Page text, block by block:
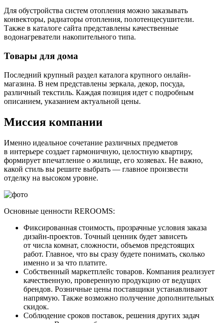
Для обустройства систем отопления можно заказывать
конвекторы, радиаторы отопления, полотенцесушители.
Также в каталоге сайта представлены качественные
водонагреватели накопительного типа.
Товары для дома
Последний крупный раздел каталога крупного онлайн-
магазина. В нем представлены зеркала, декор, посуда,
различный текстиль. Каждая позиция идет с подробным
описанием, указанием актуальной цены.
Миссия компании
Именно идеальное сочетание различных предметов
в интерьере создает гармоничную, целостную квартиру,
формирует впечатление о жилище, его хозяевах. Не важно,
какой стиль вы решите выбрать — главное произвести
отделку на высоком уровне.
Основные ценности REROOMS:
Фиксированная стоимость, прозрачные условия заказа
дизайн-проектов. Точный ценник будет зависеть
от числа комнат, сложности, объемов предстоящих
работ. Главное, что вы сразу будете понимать, сколько
именно и за что платите.
Собственный маркетплейс товаров. Компания реализует
качественную, проверенную продукцию от ведущих
брендов. Розничные цены поставщики устанавливают
напрямую. Также возможно получение дополнительных
скидок.
Соблюдение сроков поставок, решения других задач